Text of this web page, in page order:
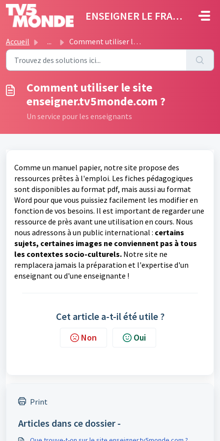
Passer au contenu principal
ENSEIGNER LE FRANÇAIS
Accueil ... Comment utiliser le site enseigner.tv5monde.com ?
Comment utiliser le site
enseigner.tv5monde.com ?
Un service pour les enseignants
Comme un manuel papier, notre site propose des
ressources prêtes à l'emploi. Les fiches pédagogiques
sont disponibles au format pdf, mais aussiau format
Word pour que vous puissiez facilement les modifier en
fonction de vos besoins. Il est important de regarder une
ressource de près avant une utilisation en cours. Nous
nous adressons à un public international : certains
sujets, certaines images ne conviennent pas à tous
les contextes socio-culturels. Notre site ne
remplacera jamais la préparation et l'expertise d'un
enseignantou d'une enseignante !
Cet article a-t-il été utile ?
Non Oui
Print
Articles dans ce dossier -